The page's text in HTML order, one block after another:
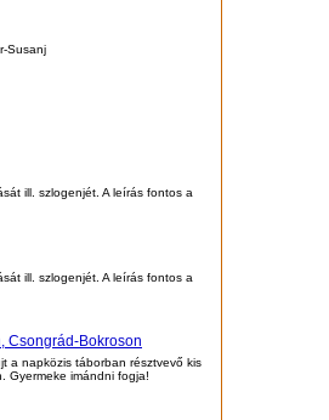
Susanj
ill. szlogenjét. A leírás fontos a
ill. szlogenjét. A leírás fontos a
Csongrád-Bokroson
a napközis táborban résztvevő kis
Gyermeke imándni fogja!